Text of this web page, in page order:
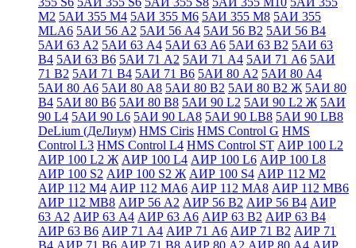
М2 5АИ 355 М4 5АИ 355 М6 5АИ 355 М8 5АИ 355
МLА6 5АИ 56 А2 5АИ 56 А4 5АИ 56 В2 5АИ 56 В4
5АИ 63 А2 5АИ 63 А4 5АИ 63 А6 5АИ 63 В2 5АИ 63
В4 5АИ 63 В6 5АИ 71 А2 5АИ 71 А4 5АИ 71 А6 5АИ
71 В2 5АИ 71 В4 5АИ 71 В6 5АИ 80 А2 5АИ 80 А4
5АИ 80 А6 5АИ 80 А8 5АИ 80 В2 5АИ 80 В2 Ж 5АИ 80
В4 5АИ 80 В6 5АИ 80 В8 5АИ 90 L2 5АИ 90 L2 Ж 5АИ
90 L4 5АИ 90 L6 5АИ 90 LА8 5АИ 90 LВ8 5АИ 90 LВ8
DeLium (ДеЛиум) HMS Ciris HMS Control G HMS
Control L3 HMS Control L4 HMS Control ST АИР 100 L2
АИР 100 L2 Ж АИР 100 L4 АИР 100 L6 АИР 100 L8
АИР 100 S2 АИР 100 S2 Ж АИР 100 S4 АИР 112 М2
АИР 112 М4 АИР 112 МА6 АИР 112 МА8 АИР 112 МВ6
АИР 112 МВ8 АИР 56 А2 АИР 56 В2 АИР 56 В4 АИР
63 А2 АИР 63 А4 АИР 63 А6 АИР 63 В2 АИР 63 В4
АИР 63 В6 АИР 71 А4 АИР 71 А6 АИР 71 В2 АИР 71
В4 АИР 71 В6 АИР 71 В8 АИР 80 А2 АИР 80 А4 АИР